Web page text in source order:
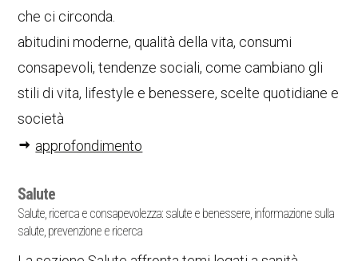
che ci circonda.
abitudini moderne, qualità della vita, consumi
consapevoli, tendenze sociali, come cambiano gli
stili di vita, lifestyle e benessere, scelte quotidiane e
società
approfondimento
Salute
Salute, ricerca e consapevolezza: salute e benessere, informazione sulla
salute, prevenzione e ricerca